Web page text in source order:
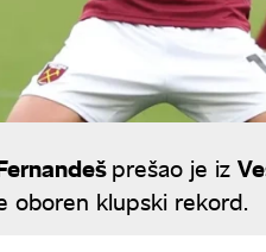
prešao je iz
oboren klupski rekord.